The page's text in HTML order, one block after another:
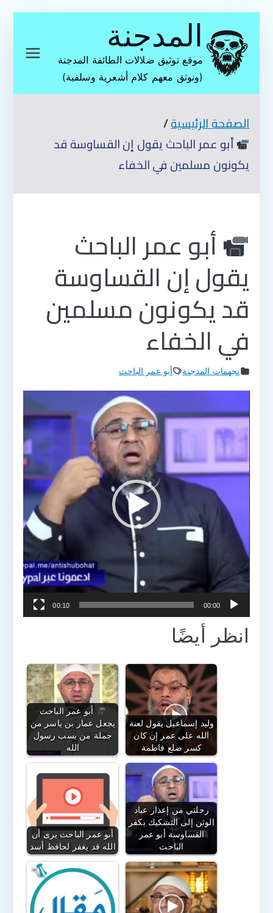
المحتوى
المدجنة
موقع توثيق ضلالات الطائفة المدجنة
(ونوثق معهم كلام أشعرية وسلفية)
الصفحة الرئيسية
أبو عمر الباحث يقول إن القساوسة قد
يكونون مسلمين في الخفاء
أبو عمر الباحث
يقول إن القساوسة
قد يكونون مسلمين
في الخفاء
تجهمات المدجنة أبو عمر الباحث
الفيديو
00:00
00:10
انظر أيضًا
أبو عمر الباحث
يجعل عمار بن ياسر من
جملة من يسب رسول
الله
وليد إسماعيل يقول لعنة
الله على عمر إن كان
كسر ضلع فاطمة
أبو عمر الباحث يرى أن
الله قد يغفر لحافظ أسد
رحلتي من إعذار عباد
الوثن إلى التشكيك بكفر
القساوسة أبو عمر
الباحث